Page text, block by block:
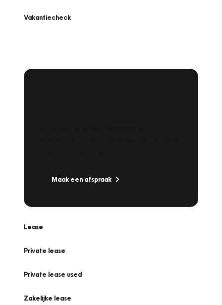
Vakantiecheck
Maak een afspraak
Lease
Private lease
Private lease used
Zakelijke lease